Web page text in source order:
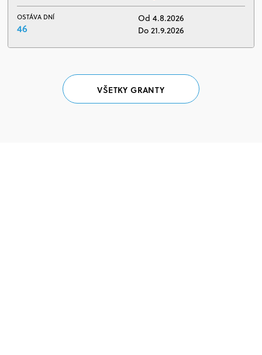
OSTÁVA DNÍ
46
Od 4.8.2026
Do 21.9.2026
VŠETKY GRANTY